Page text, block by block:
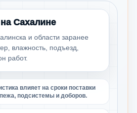
Сахалине
и области заранее
влажность, подъезд,
работ.
влияет на сроки поставки
подсистемы и доборов.